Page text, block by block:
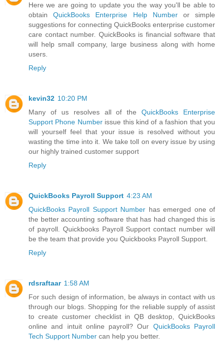
Here we are going to update you the way you'll be able to
obtainQuickBooks Enterprise Help Numberor simple
suggestions for connecting QuickBooks enterprise customer
care contact number. QuickBooks is financial software that
will help small company, large business along with home
users.
Reply
kevin32 10:20 PM
Many of us resolves all of theQuickBooks Enterprise
Support Phone Numberissue this kind of a fashion that you
will yourself feel that your issue is resolved without you
wasting the time into it. We take toll on every issue by using
our highly trained customer support
Reply
QuickBooks Payroll Support 4:23 AM
QuickBooks Payroll Support Number has emerged one of
the better accounting software that has had changed this is
of payroll. Quickbooks Payroll Support contact number will
be the team that provide you Quickbooks Payroll Support.
Reply
rdsraftaar 1:58 AM
For such design of information, be always in contact with us
through our blogs. Shopping for the reliable supply of assist
to create customer checklist in QB desktop, QuickBooks
online and intuit online payroll? Our QuickBooks Payroll
Tech Support Number can help you better.